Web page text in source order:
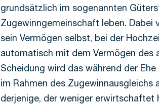
grundsätzlich im sogenannten
Zugewinngemeinschaft leben. Dabei
sein Vermögen selbst, bei der
automatisch mit dem Vermögen des
Scheidung wird das während der
im Rahmen des Zugewinnausgleichs
derjenige, der weniger erwirtschaftet